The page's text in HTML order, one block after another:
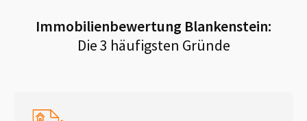
Immobilienbewertung Blankenstein:
Die 3 häufigsten Gründe